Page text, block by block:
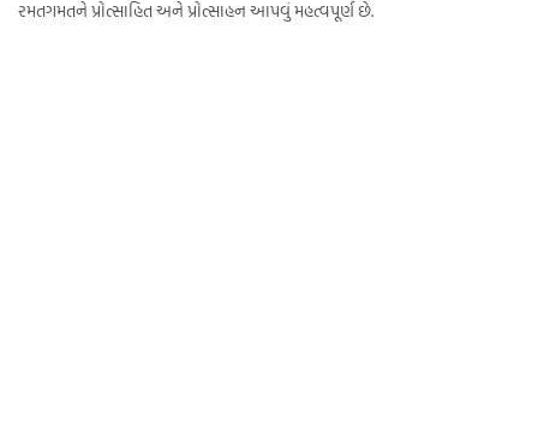
રમતગમતને પ્રોત્સાહિત અને પ્રોત્સાહન આપવું મહત્વપૂર્ણ છે.